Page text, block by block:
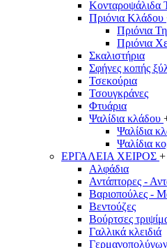
Κονταροψάλιδα
Πριόνια Κλάδου
Πριόνια
Πριόνια
Σκαλιστήρια
Σφήνες κοπής
Τσεκούρια
Τσουγκράνες
Φτυάρια
Ψαλίδια κλάδου
Ψαλίδια
Ψαλίδια
ΕΡΓΑΛΕΙΑ ΧΕΙΡΟΣ +
Αλφάδια
Αντάπτορες -
Βαριοπούλες -
Βεντούζες
Βούρτσες
Γαλλικά κλειδιά